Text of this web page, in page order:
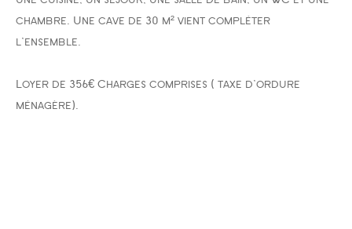
chambre. Une cave de 30 m² vient compléter
l'ensemble.
Loyer de 356€ Charges comprises ( taxe d'ordure
ménagère).